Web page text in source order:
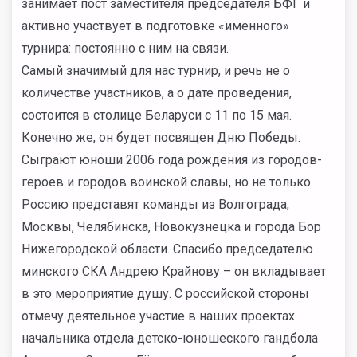
занимает пост заместителя председателя БФГ и
активно участвует в подготовке «именного»
турнира: постоянно с ним на связи.
Самый значимый для нас турнир, и речь не о
количестве участников, а о дате проведения,
состоится в столице Беларуси с 11 по 15 мая.
Конечно же, он будет посвящен Дню Победы.
Сыграют юноши 2006 года рождения из городов-
героев и городов воинской славы, но не только.
Россию представят команды из Волгограда,
Москвы, Челябинска, Новокузнецка и города Бор
Нижегородской области. Спасибо председателю
минского СКА Андрею Крайнову – он вкладывает
в это мероприятие душу. С российской стороны
отмечу деятельное участие в наших проектах
начальника отдела детско-юношеского гандбола